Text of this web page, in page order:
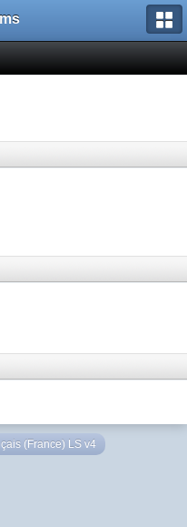
(France) LS v4